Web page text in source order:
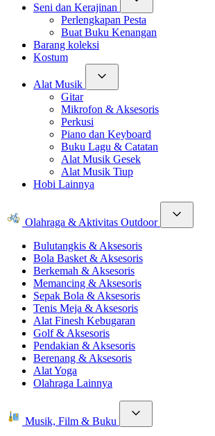
Seni dan Kerajinan
Perlengkapan Pesta
Buat Buku Kenangan
Barang koleksi
Kostum
Alat Musik
Gitar
Mikrofon & Aksesoris
Perkusi
Piano dan Keyboard
Buku Lagu & Catatan
Alat Musik Gesek
Alat Musik Tiup
Hobi Lainnya
Olahraga & Aktivitas Outdoor
Bulutangkis & Aksesoris
Bola Basket & Aksesoris
Berkemah & Aksesoris
Memancing & Aksesoris
Sepak Bola & Aksesoris
Tenis Meja & Aksesoris
Alat Finesh Kebugaran
Golf & Aksesoris
Pendakian & Aksesoris
Berenang & Aksesoris
Alat Yoga
Olahraga Lainnya
Musik, Film & Buku